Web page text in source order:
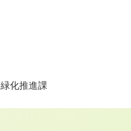
緑化推進課